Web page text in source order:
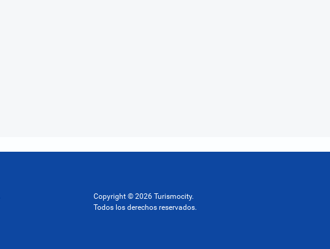
Copyright © 2026 Turismocity.
Todos los derechos reservados.